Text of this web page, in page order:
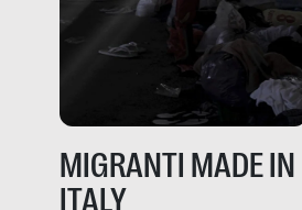
MIGRANTI MADE IN
ITALY